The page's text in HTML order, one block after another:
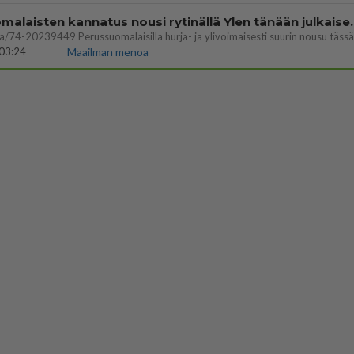
Perussuomalaisten
Maailman menoa